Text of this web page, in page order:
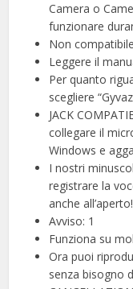
Camera o
funzionare
Non
Leggere il
Per quanto
scegliere
JACK
collegare il
Windows e
I nostri
registrare la
anche all’aperto!
Avviso: 1
Funziona su
Ora puoi
senza bisogno